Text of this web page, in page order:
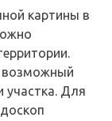
картины в
возможный
Для